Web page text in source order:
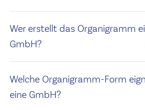
Wer erstellt das Organigramm
GmbH?
Welche Organigramm-Form
eine GmbH?